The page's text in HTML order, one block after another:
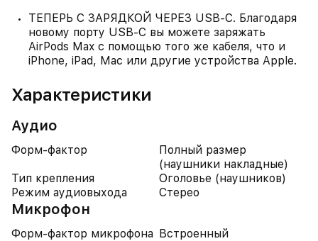
ТЕПЕРЬ С ЗАРЯДКОЙ ЧЕРЕЗ USB-C. Благодаря
новому порту USB-C вы можете заряжать
AirPods Max с помощью того же кабеля, что и
iPhone, iPad, Mac или другие устройства Apple.
Характеристики
Аудио
Форм-фактор
Полный размер
(наушники накладные)
Тип крепления
Оголовье (наушников)
Режим аудиовыхода
Стерео
Микрофон
Форм-фактор микрофона Встроенный